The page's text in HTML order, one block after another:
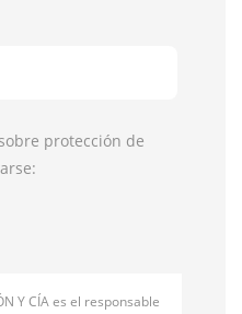
protección de
Y CÍA es el responsable